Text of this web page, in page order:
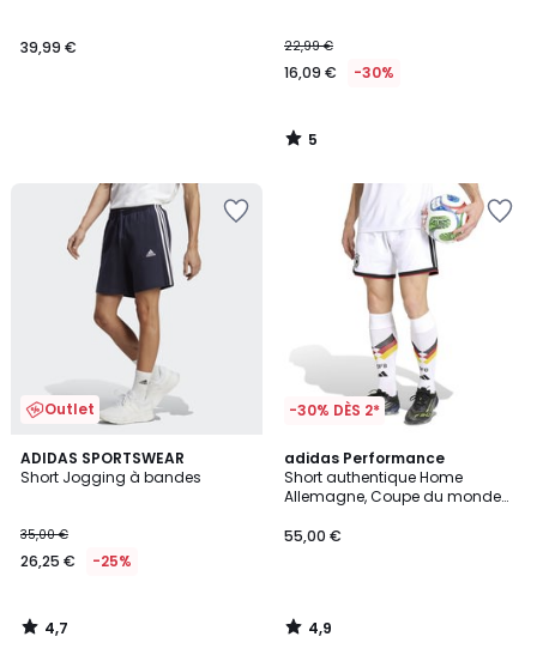
39,99 € 22,99 €
16,09 € -30%
5
/
Outlet
ADIDAS SPORTSWEAR
Short Jogging à bandes
35,00 €
26,25 € -25%
4,7
/ 5
4,7
/
-30% DÈS 2*
adidas Performance
Short authentique Home
Allemagne, Coupe du monde
55,00 €
4,9
/ 5
4,9
/